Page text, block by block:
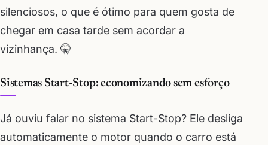
silenciosos, o que é ótimo para quem gosta de
chegar em casa tarde sem acordar a
vizinhança. 🤫
Sistemas Start-Stop: economizando sem esforço
Já ouviu falar no sistema Start-Stop? Ele desliga
automaticamente o motor quando o carro está